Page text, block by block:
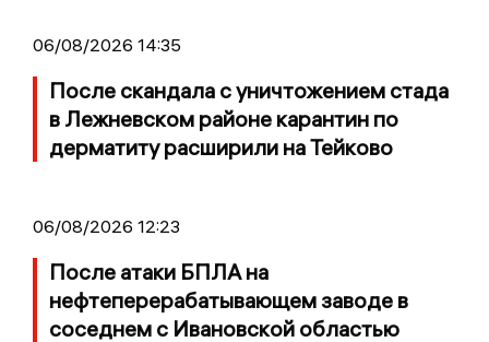
06/08/2026 14:35
После скандала с уничтожением стада
в Лежневском районе карантин по
дерматиту расширили на Тейково
06/08/2026 12:23
После атаки БПЛА на
нефтеперерабатывающем заводе в
соседнем с Ивановской областью